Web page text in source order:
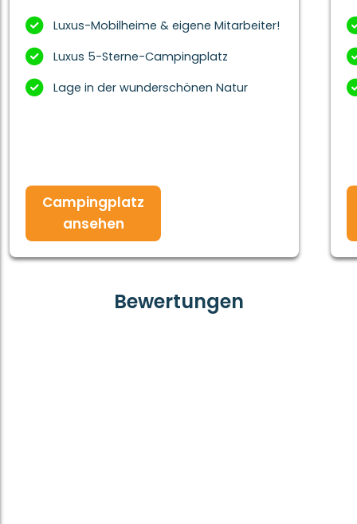
Luxus-Mobilheime & eigene Mitarbeiter!
Luxus 5-Sterne-Campingplatz
Lage in der wunderschönen Natur
Campingplatz
ansehen
Bewertungen